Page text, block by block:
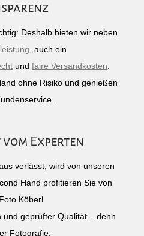
Deshalb bieten wir neben
, auch ein
und faire Versandkosten
ohne Risiko und genießen
Experten
verlässt, wird von unseren
Hand profitieren Sie von
Köberl
geprüfter Qualität – denn
Fotografie.